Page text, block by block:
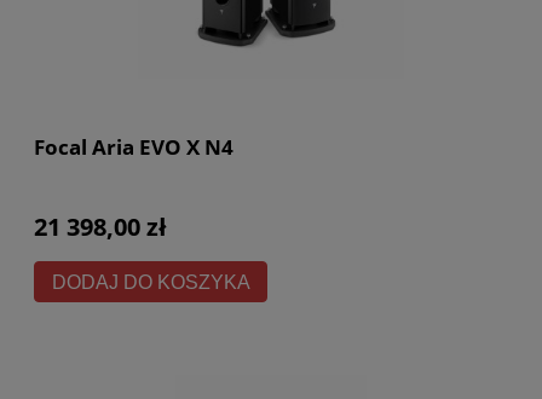
Focal Aria EVO X N4
21 398,00 zł
DODAJ DO KOSZYKA